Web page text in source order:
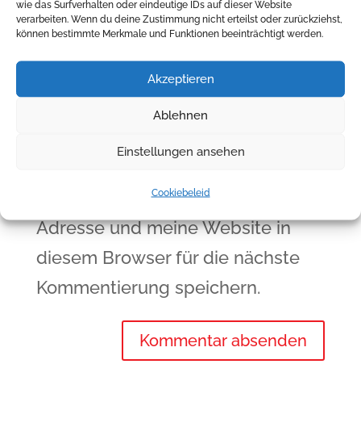
wie das Surfverhalten oder eindeutige IDs auf dieser Website
verarbeiten. Wenn du deine Zustimmung nicht erteilst oder zurückziehst,
können bestimmte Merkmale und Funktionen beeinträchtigt werden.
Akzeptieren
Ablehnen
Einstellungen ansehen
Cookiebeleid
Meinen Namen, meine E-Mail-
Adresse und meine Website in
diesem Browser für die nächste
Kommentierung speichern.